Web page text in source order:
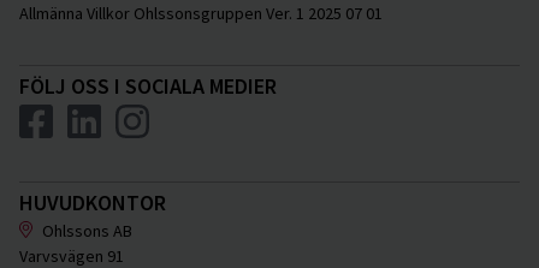
Allmänna Villkor Ohlssonsgruppen Ver. 1 2025 07 01
FÖLJ OSS I SOCIALA MEDIER
HUVUDKONTOR
Ohlssons AB
Varvsvägen 91